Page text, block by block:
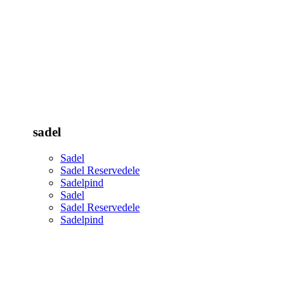
sadel
Sadel
Sadel Reservedele
Sadelpind
Sadel
Sadel Reservedele
Sadelpind